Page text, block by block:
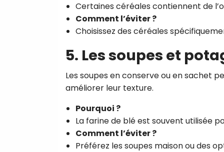
Certaines céréales contiennent de
Comment l’éviter ?
Choisissez des céréales
5. Les soupes et
Les soupes en conserve ou en sachet
améliorer leur texture.
Pourquoi ?
La farine de blé est souvent utilisée
Comment l’éviter ?
Préférez les soupes maison ou des